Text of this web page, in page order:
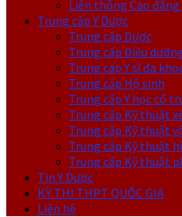
Liên thông Cao
Trung cấp Y Dược
Trung cấp Dược
Trung cấp Điều
Trung cấp Y sĩ đa
Trung cấp Hộ sinh
Trung cấp Y học cổ
Trung cấp Kỹ thuật
Trung cấp Kỹ thuật
Trung cấp Kỹ thuật
Trung cấp Kỹ thuật
Tin Y Dược
KỲ THI THPT QUỐC GIA
Liên hệ